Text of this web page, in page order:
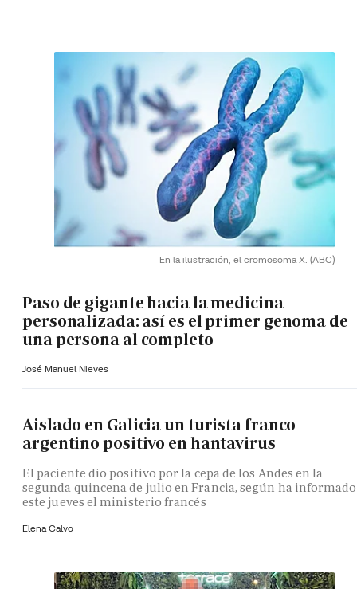
En la ilustración, el cromosoma X. (ABC)
Paso de gigante hacia la medicina
personalizada: así es el primer genoma de
una persona al completo
José Manuel Nieves
Aislado en Galicia un turista franco-
argentino positivo en hantavirus
El paciente dio positivo por la cepa de los Andes en la
segunda quincena de julio en Francia, según ha informado
este jueves el ministerio francés
Elena Calvo